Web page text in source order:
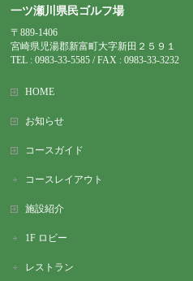
一ツ瀬川県民ゴルフ場
〒889-1406
宮崎県児湯郡新富町大字新田２５９１
TEL : 0983-33-5585 / FAX : 0983-33-3232
HOME
お知らせ
コースガイド
コースレイアウト
施設紹介
1F ロビー
レストラン